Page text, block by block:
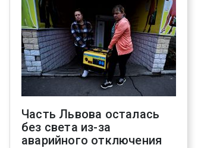
Часть Львова осталась
без света из-за
аварийного отключения